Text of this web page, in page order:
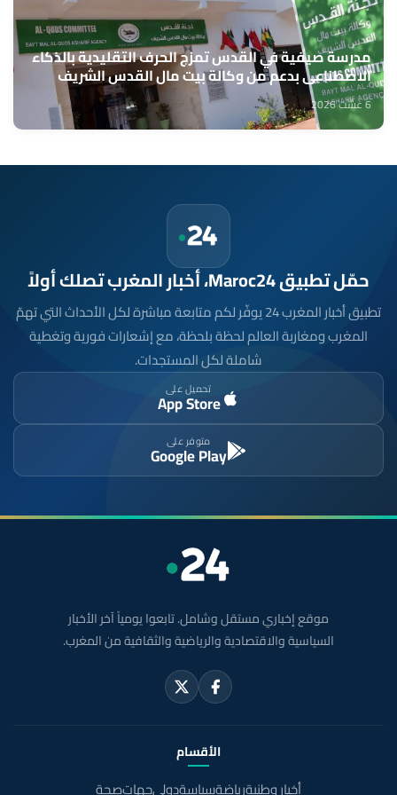
مدرسة صيفية في القدس تمزج الحرف التقليدية بالذكاء
الاصطناعي بدعم من وكالة بيت مال القدس الشريف
6 غشت 2026
حمّل تطبيق Maroc24، أخبار المغرب تصلك أولاً
تطبيق أخبار المغرب 24 يوفّر لكم متابعة مباشرة لكل الأحداث التي تهمّ
المغرب ومغاربة العالم لحظة بلحظة، مع إشعارات فورية وتغطية
شاملة لكل المستجدات.
تحميل على
App Store
متوفر على
Google Play
موقع إخباري مستقل وشامل. تابعوا يومياً آخر الأخبار
السياسية والاقتصادية والرياضية والثقافية من المغرب.
الأقسام
أخبار وطنيةرياضةسياسةدوليجهاتصحة